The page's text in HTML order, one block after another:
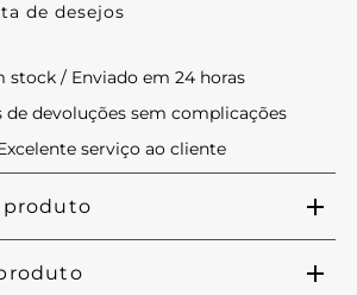
de desejos
stock / Enviado em 24 horas
de devoluções sem complicações
serviço ao cliente
produto